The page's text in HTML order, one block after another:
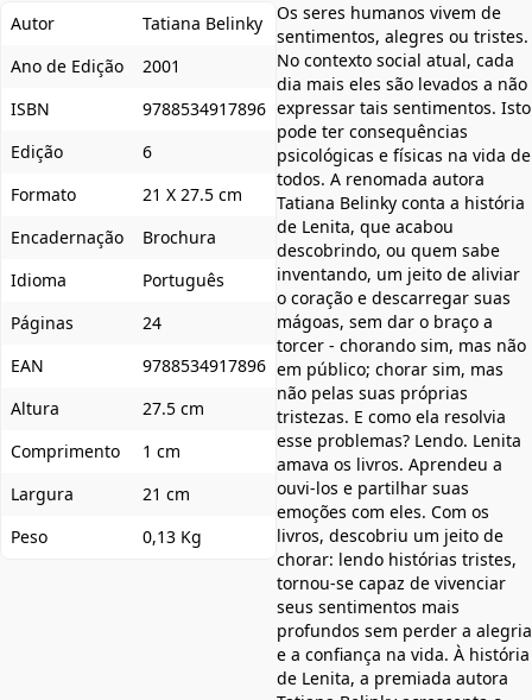
Autor
Tatiana Belinky
Ano de Edição
2001
ISBN
9788534917896
Edição
6
Formato
21 X 27.5 cm
Encadernação
Brochura
Idioma
Português
Páginas
24
EAN
9788534917896
Altura
27.5 cm
Comprimento
1 cm
Largura
21 cm
Peso
0,13 Kg
Os seres humanos vivem de
sentimentos, alegres ou tristes.
No contexto social atual, cada
dia mais eles são levados a não
expressar tais sentimentos. Isto
pode ter consequências
psicológicas e físicas na vida de
todos. A renomada autora
Tatiana Belinky conta a história
de Lenita, que acabou
descobrindo, ou quem sabe
inventando, um jeito de aliviar
o coração e descarregar suas
mágoas, sem dar o braço a
torcer - chorando sim, mas não
em público; chorar sim, mas
não pelas suas próprias
tristezas. E como ela resolvia
esse problemas? Lendo. Lenita
amava os livros. Aprendeu a
ouvi-los e partilhar suas
emoções com eles. Com os
livros, descobriu um jeito de
chorar: lendo histórias tristes,
tornou-se capaz de vivenciar
seus sentimentos mais
profundos sem perder a alegria
e a confiança na vida. À história
de Lenita, a premiada autora